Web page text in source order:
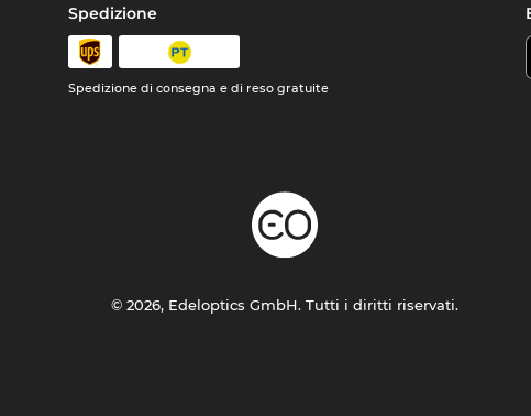
Spedizione
Spedizione di consegna e di reso gratuite
© 2026, Edeloptics GmbH. Tutti i diritti riservati.